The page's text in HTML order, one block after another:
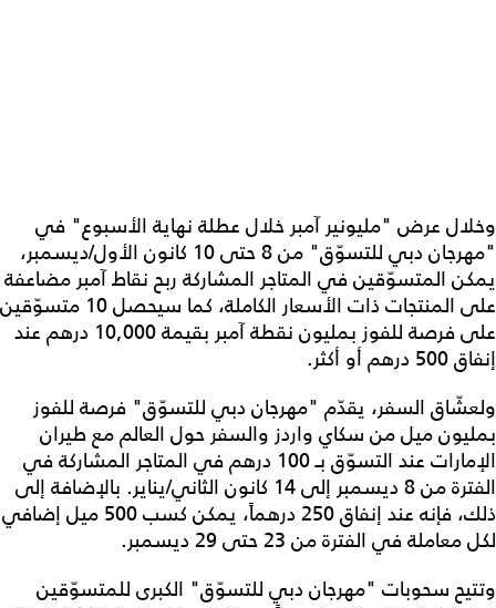
وخلال عرض "مليونير آمبر خلال عطلة نهاية الأسبوع" في
"مهرجان دبي للتسوّق" من 8 حتى 10 كانون الأول/ديسمبر،
يمكن المتسوّقين في المتاجر المشاركة ربح نقاط آمبر مضاعفة
على المنتجات ذات الأسعار الكاملة، كما سيحصل 10 متسوّقين
على فرصة للفوز بمليون نقطة آمبر بقيمة 10,000 درهم عند
إنفاق 500 درهم أو أكثر.
ولعشّاق السفر، يقدّم "مهرجان دبي للتسوّق" فرصة للفوز
بمليون ميل من سكاي واردز والسفر حول العالم مع طيران
الإمارات عند التسوّق بـ 100 درهم في المتاجر المشاركة في
الفترة من 8 ديسمبر إلى 14 كانون الثاني/يناير. بالإضافة إلى
ذلك، فإنه عند إنفاق 250 درهماً، يمكن كسب 500 ميل إضافي
لكل معاملة في الفترة من 23 حتى 29 ديسمبر.
وتتيح سحوبات "مهرجان دبي للتسوّق" الكبرى للمتسوّقين